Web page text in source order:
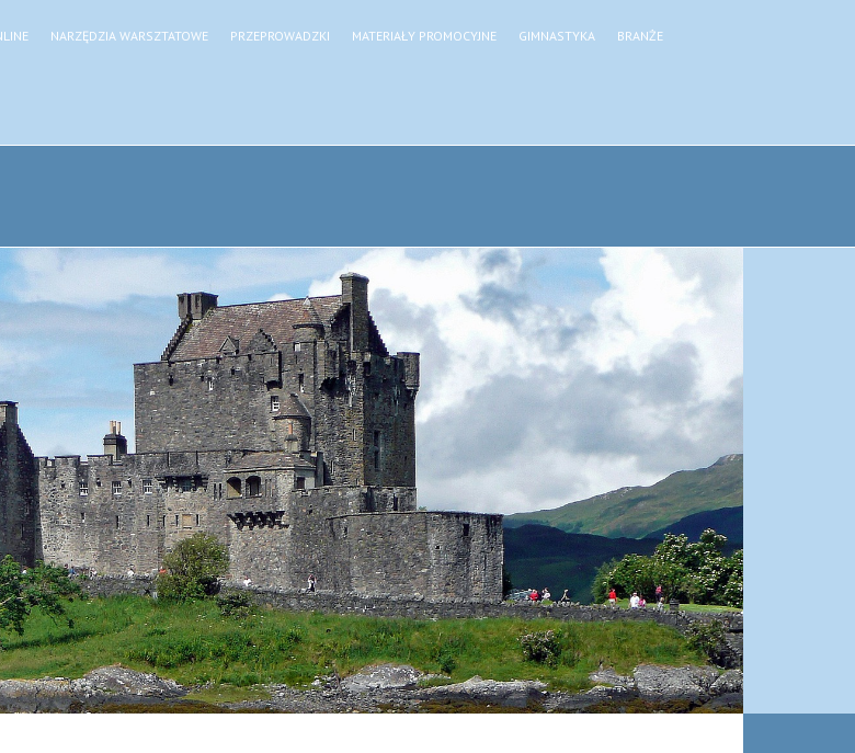
NARZĘDZIA WARSZTATOWE PRZEPROWADZKI MATERIAŁY PROMOCYJNE GIMNASTYKA BRANŻE